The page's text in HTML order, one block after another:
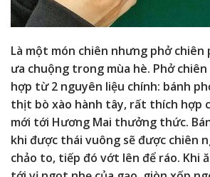
Là một món chiên nhưng phở chiên
ưa chuộng trong mùa hè. Phở
hợp từ 2 nguyên liệu chính: bánh
thịt bò xào hành tây, rất thích hợp
mới tới Hương Mai thưởng thức.
khi được thái vuông sẽ được chiên
chảo to, tiếp đó vớt lên để ráo. Khi